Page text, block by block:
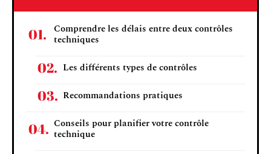
Comprendre les délais entre deux contrôles
techniques
Les différents types de contrôles
Recommandations pratiques
Conseils pour planifier votre contrôle
technique